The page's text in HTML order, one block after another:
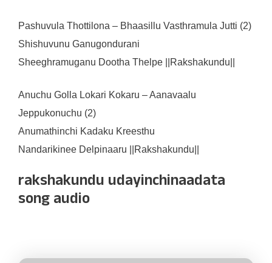
Pashuvula Thottilona – Bhaasillu Vasthramula Jutti (2)
Shishuvunu Ganugondurani
Sheeghramuganu Dootha Thelpe ||Rakshakundu||
Anuchu Golla Lokari Kokaru – Aanavaalu
Jeppukonuchu (2)
Anumathinchi Kadaku Kreesthu
Nandarikinee Delpinaaru ||Rakshakundu||
rakshakundu udayinchinaadata
song audio